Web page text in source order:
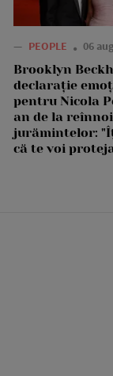
— PEOPLE 06
Brooklyn
declarație
pentru Nicola
an de la
jurămintelor:
că te voi